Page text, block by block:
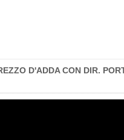
D'ADDA CON DIR.